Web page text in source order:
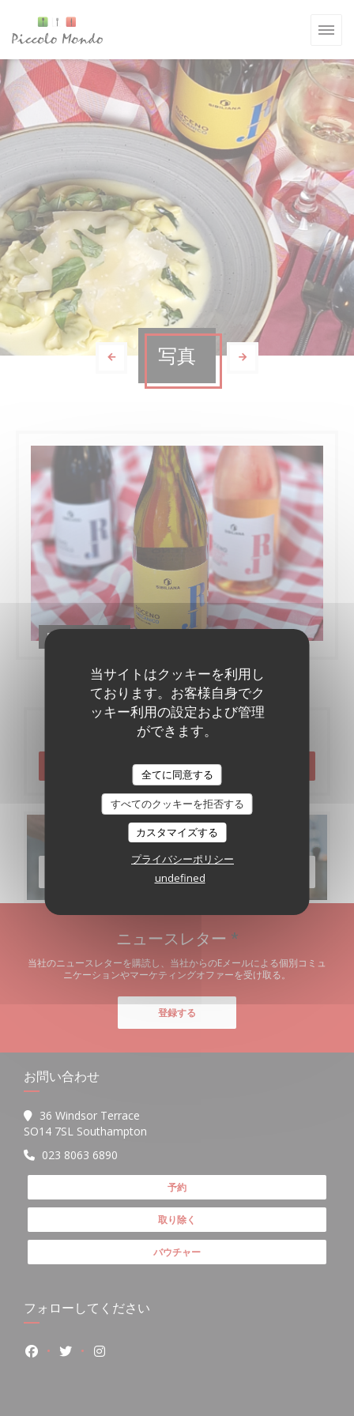
当サイトはクッキーを利用し
ております。お客様自身でク
ッキー利用の設定および管理
ができます。
全てに同意する
すべてのクッキーを拒否する
カスタマイズする
プライバシーポリシー
undefined
写真
Food & Drinks
ご予約
予約
メニュー
メニューを発見する
ニュースレター *
当社のニュースレターを購読し、当社からのEメールによる個別コミュ
ニケーションやマーケティングオファーを受け取る。
登録する
お問い合わせ
36 Windsor Terrace
SO14 7SL Southampton
023 8063 6890
予約
取り除く
バウチャー
フォローしてください
Facebook ((新しいウィンドウで開きます))
Twitter ((新しいウィンドウで開きます))
Instagram ((新しいウィンドウで開きます))